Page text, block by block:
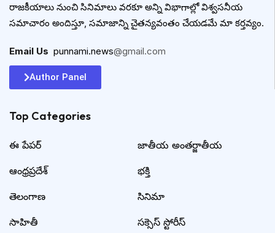
రాజకీయాలు నుంచి సినిమాలు వరకూ అన్ని విభాగాల్లో విశ్వసనీయ
సమాచారం అందిస్తూ, సమాజాన్ని చైతన్యవంతం చేయడమే మా కర్తవ్యం.
Email Us punnami.news@gmail.com
Author Panel
Top Categories​
ఈ పేపర్
ఆంధ్రప్రదేశ్
తెలంగాణ
సాహితీ
జాతీయ అంతర్జాతీయ
భక్తి
సినిమా
సక్సెస్ స్టోరీస్